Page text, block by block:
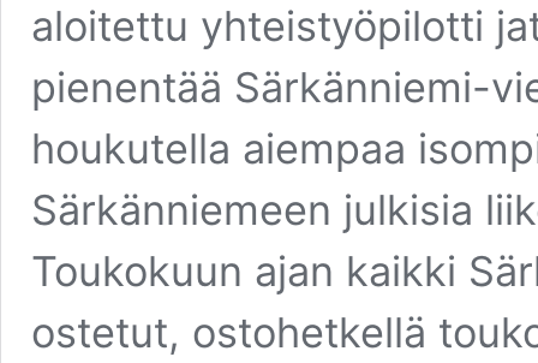
aloitettu yhteistyöpilotti
pienentää Särkänniemi-
houkutella aiempaa
Särkänniemeen julkisia
Toukokuun ajan kaikki
ostetut, ostohetkellä